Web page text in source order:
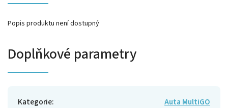
Popis produktu není dostupný
Doplňkové parametry
Kategorie:
Auta MultiGO